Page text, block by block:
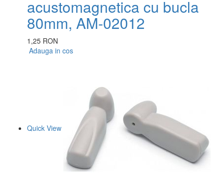
acustomagnetica cu bucla
80mm, AM-02012
1,25 RON
Adauga in cos
Quick View